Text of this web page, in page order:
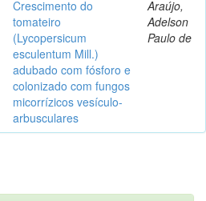
Crescimento do
tomateiro
(Lycopersicum
esculentum Mill.)
adubado com fósforo e
colonizado com fungos
micorrízicos vesículo-
arbusculares
Araújo,
Adelson
Paulo de